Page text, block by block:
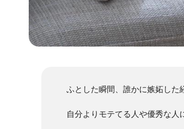
ふとした瞬間、誰かに嫉妬した
自分よりモテてる人や優秀な人